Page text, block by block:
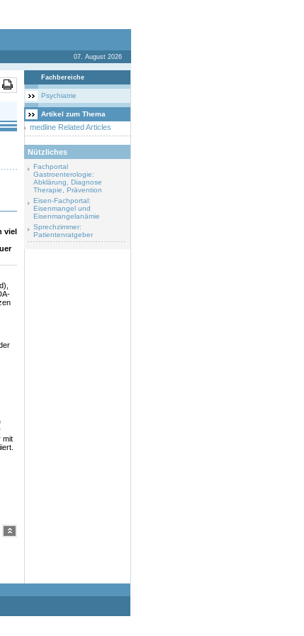
07. August 2026
viel
mit
Fachbereiche
Psychiatrie
Artikel zum Thema
medline Related Articles
Nützliches
Fachportal
Gastroenterologie:
Abklärung, Diagnose
Therapie, Prävention
Eisen-Fachportal:
Eisenmangel und
Eisenmangelanämie
Sprechzimmer:
Patientenratgeber